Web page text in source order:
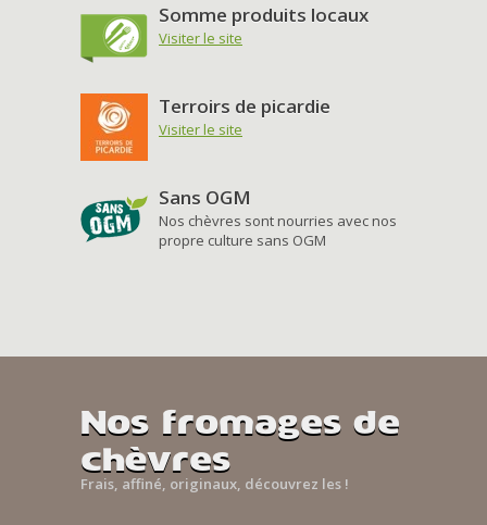
Somme produits locaux
Visiter le site
Terroirs de picardie
Visiter le site
Sans OGM
Nos chèvres sont nourries avec nos
propre culture sans OGM
Nos fromages de
chèvres
Frais, affiné, originaux, découvrez les !